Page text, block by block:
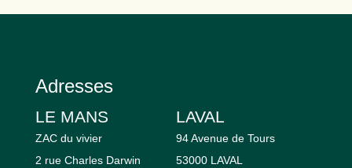
Adresses
LE MANS
ZAC du vivier
2 rue Charles Darwin
LAVAL
94 Avenue de Tours
53000 LAVAL